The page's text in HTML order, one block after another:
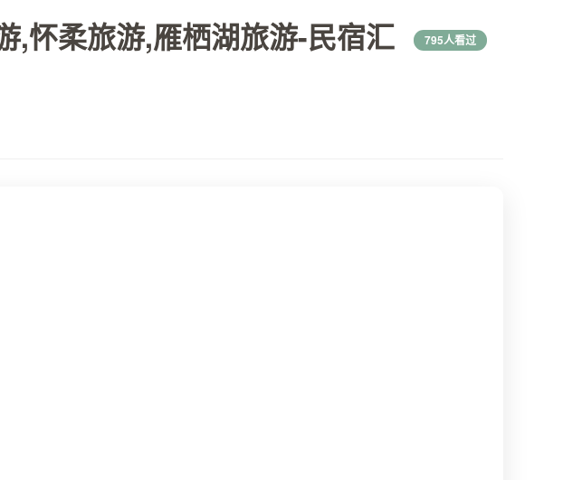
,怀柔旅游,雁栖湖旅游-民宿汇 795人看过